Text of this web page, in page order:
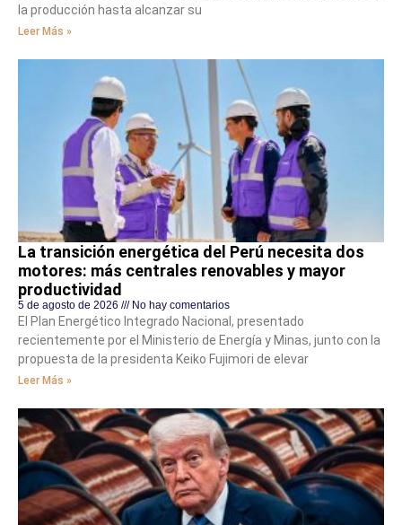
la producción hasta alcanzar su
Leer Más »
La transición energética del Perú necesita dos
motores: más centrales renovables y mayor
productividad
5 de agosto de 2026 No hay comentarios
El Plan Energético Integrado Nacional, presentado
recientemente por el Ministerio de Energía y Minas, junto con la
propuesta de la presidenta Keiko Fujimori de elevar
Leer Más »